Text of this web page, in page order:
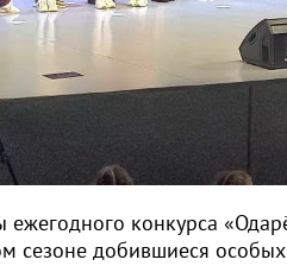
ежегодного конкурса
сезоне добившиеся